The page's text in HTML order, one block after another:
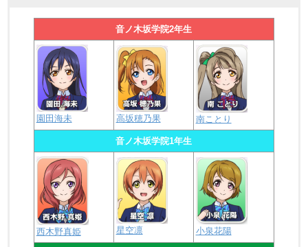
音ノ木坂学院2年生
園田海未 高坂穂乃果 南ことり
音ノ木坂学院1年生
西木野真姫 星空凛 小泉花陽